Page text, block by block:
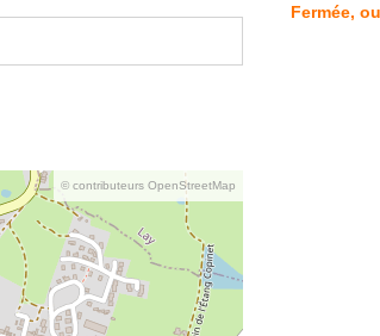
© contributeurs OpenStreetMap
Fermée,